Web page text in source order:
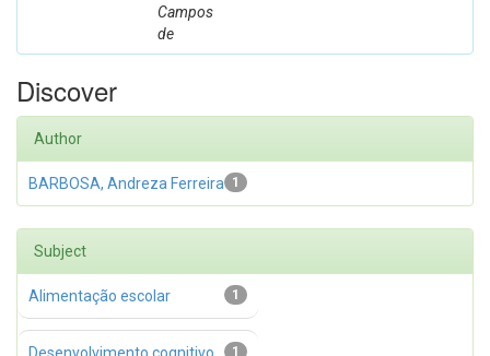
Campos
de
Discover
Author
1
BARBOSA, Andreza Ferreira
Subject
1
Alimentação escolar
1